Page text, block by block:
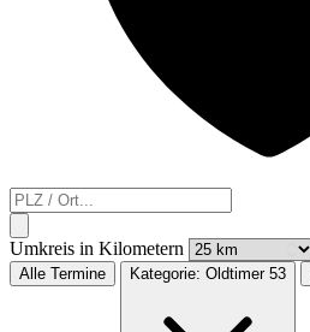
Umkreis in Kilometern
Alle Termine Kategorie: Oldtimer 53